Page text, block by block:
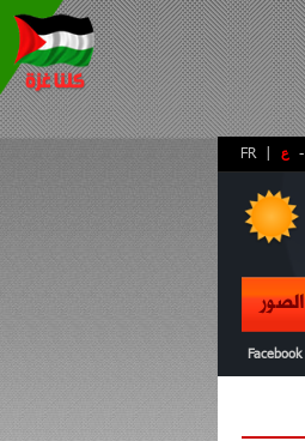
- ع FR
الصور
Facebook